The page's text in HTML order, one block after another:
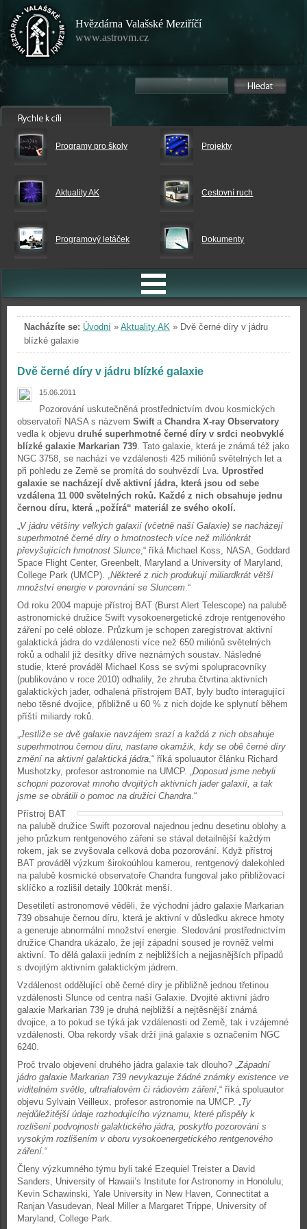
Hvězdárna Valašské Meziříčí
www.astrovm.cz
Programy pro školy Projekty
Aktuality AK Cestovní ruch
Programový letáček Dokumenty
Nacházíte se: Úvodní » Aktuality AK » Dvě černé díry v jádru
blízké galaxie
Dvě černé díry v jádru blízké galaxie
15.06.2011
Pozorování uskutečněná prostřednictvím dvou kosmických
observatoří NASA s názvem Swift a Chandra X-ray Observatory
vedla k objevu druhé superhmotné černé díry v srdci neobvyklé
blízké galaxie Markarian 739. Tato galaxie, která je známá též jako
NGC 3758, se nachází ve vzdálenosti 425 miliónů světelných let a
při pohledu ze Země se promítá do souhvězdí Lva. Uprostřed
galaxie se nacházejí dvě aktivní jádra, která jsou od sebe
vzdálena 11 000 světelných roků. Každé z nich obsahuje jednu
černou díru, která „požírá“ materiál ze svého okolí.
„V jádru většiny velkých galaxií (včetně naší Galaxie) se nacházejí
superhmotné černé díry o hmotnostech více než miliónkrát
převyšujících hmotnost Slunce,“ říká Michael Koss, NASA, Goddard
Space Flight Center, Greenbelt, Maryland a University of Maryland,
College Park (UMCP). „Některé z nich produkují miliardkrát větší
množství energie v porovnání se Sluncem.“
Od roku 2004 mapuje přístroj BAT (Burst Alert Telescope) na palubě
astronomické družice Swift vysokoenergetické zdroje rentgenového
záření po celé obloze. Průzkum je schopen zaregistrovat aktivní
galaktická jádra do vzdálenosti více než 650 miliónů světelných
roků a odhalil již desítky dříve neznámých soustav. Následné
studie, které prováděl Michael Koss se svými spolupracovníky
(publikováno v roce 2010) odhalily, že zhruba čtvrtina aktivních
galaktických jader, odhalená přístrojem BAT, byly buďto interagující
nebo těsné dvojice, přibližně u 60 % z nich dojde ke splynutí během
příští miliardy roků.
„Jestliže se dvě galaxie navzájem srazí a každá z nich obsahuje
superhmotnou černou díru, nastane okamžik, kdy se obě černé díry
změní na aktivní galaktická jádra,“ říká spoluautor článku Richard
Mushotzky, profesor astronomie na UMCP. „Doposud jsme nebyli
schopni pozorovat mnoho dvojitých aktivních jader galaxií, a tak
jsme se obrátili o pomoc na družici Chandra.“
Přístroj BAT
na palubě družice Swift pozoroval najednou jednu desetinu oblohy a
jeho průzkum rentgenového záření se stával detailnější každým
rokem, jak se zvyšovala celková doba pozorování. Když přístroj
BAT prováděl výzkum širokoúhlou kamerou, rentgenový dalekohled
na palubě kosmické observatoře Chandra fungoval jako přibližovací
sklíčko a rozlišil detaily 100krát menší.
Desetiletí astronomové věděli, že východní jádro galaxie Markarian
739 obsahuje černou díru, která je aktivní v důsledku akrece hmoty
a generuje abnormální množství energie. Sledování prostřednictvím
družice Chandra ukázalo, že její západní soused je rovněž velmi
aktivní. To dělá galaxii jedním z nejbližších a nejjasnějších případů
s dvojitým aktivním galaktickým jádrem.
Vzdálenost oddělující obě černé díry je přibližně jednou třetinou
vzdálenosti Slunce od centra naší Galaxie. Dvojité aktivní jádro
galaxie Markarian 739 je druhá nejbližší a nejtěsnější známá
dvojice, a to pokud se týká jak vzdálenosti od Země, tak i vzájemné
vzdálenosti. Oba rekordy však drží jiná galaxie s označením NGC
6240.
Proč trvalo objevení druhého jádra galaxie tak dlouho? „Západní
jádro galaxie Markarian 739 nevykazuje žádné známky existence ve
viditelném světle, ultrafialovém či rádiovém záření,“ říká spoluautor
objevu Sylvain Veilleux, profesor astronomie na UMCP. „Ty
nejdůležitější údaje rozhodujícího významu, které přispěly k
rozlišení podvojnosti galaktického jádra, poskytlo pozorování s
vysokým rozlišením v oboru vysokoenergetického rentgenového
záření.“
Členy výzkumného týmu byli také Ezequiel Treister a David
Sanders, University of Hawaii’s Institute for Astronomy in Honolulu;
Kevin Schawinski, Yale University in New Haven, Connectitat a
Ranjan Vasudevan, Neal Miller a Margaret Trippe, University of
Maryland, College Park.